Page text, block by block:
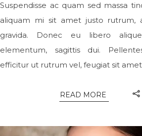
Suspendisse ac quam sed massa
aliquam mi sit amet justo rutrum,
gravida. Donec eu libero
elementum, sagittis dui.
efficitur ut rutrum vel, feugiat sit amet
READ MORE